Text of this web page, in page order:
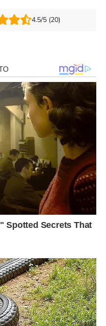
4.5/5 (20)